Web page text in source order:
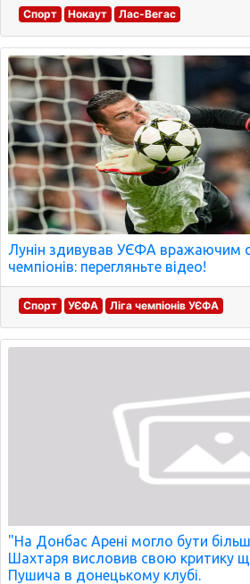
Спорт Нокаут Лас-Вегас
Лунін здивував УЄФА вражаючим
чемпіонів: перегляньте відео!
Спорт УЄФА Ліга чемпіонів УЄФА
"На Донбас Арені могло бути
Шахтаря висловив свою критику
Пушича в донецькому клубі.